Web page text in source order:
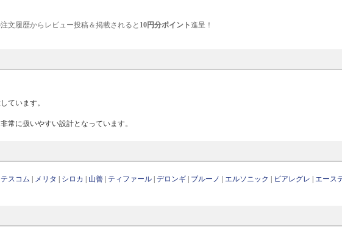
文履歴からレビュー投稿＆掲載されると 10円分ポイント進呈！
ています。
常に扱いやすい設計となっています。
テスコム メリタ シロカ 山善 ティファール |デロンギ ブルーノ エルソニック ビアレグレ エース